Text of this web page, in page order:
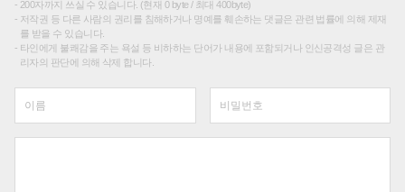
200자까지 쓰실 수 있습니다. (현재 0 byte / 최대 400byte)
저작권 등 다른 사람의 권리를 침해하거나 명예를 훼손하는 댓글은 관련 법률에 의해 제재
를 받을 수 있습니다.
타인에게 불쾌감을 주는 욕설 등 비하하는 단어가 내용에 포함되거나 인신공격성 글은 관
리자의 판단에 의해 삭제 합니다.